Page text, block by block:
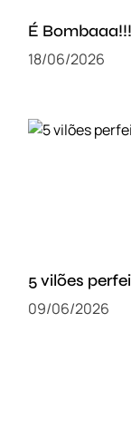
É
18/06/2026
5 vilões
09/06/2026